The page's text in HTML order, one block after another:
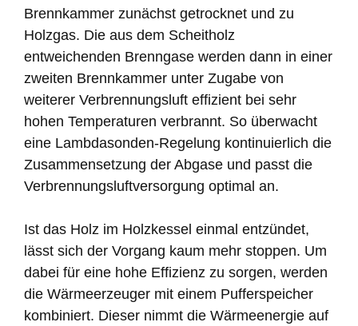
Brennkammer zunächst getrocknet und zu
Holzgas. Die aus dem Scheitholz
entweichenden Brenngase werden dann in einer
zweiten Brennkammer unter Zugabe von
weiterer Verbrennungsluft effizient bei sehr
hohen Temperaturen verbrannt. So überwacht
eine Lambdasonden-Regelung kontinuierlich die
Zusammensetzung der Abgase und passt die
Verbrennungsluftversorgung optimal an.
Ist das Holz im Holzkessel einmal entzündet,
lässt sich der Vorgang kaum mehr stoppen. Um
dabei für eine hohe Effizienz zu sorgen, werden
die Wärmeerzeuger mit einem Pufferspeicher
kombiniert. Dieser nimmt die Wärmeenergie auf